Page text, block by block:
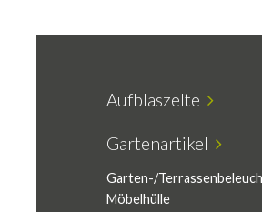
Aufblaszelte
Gartenartikel
Garten-/
Möbelhülle